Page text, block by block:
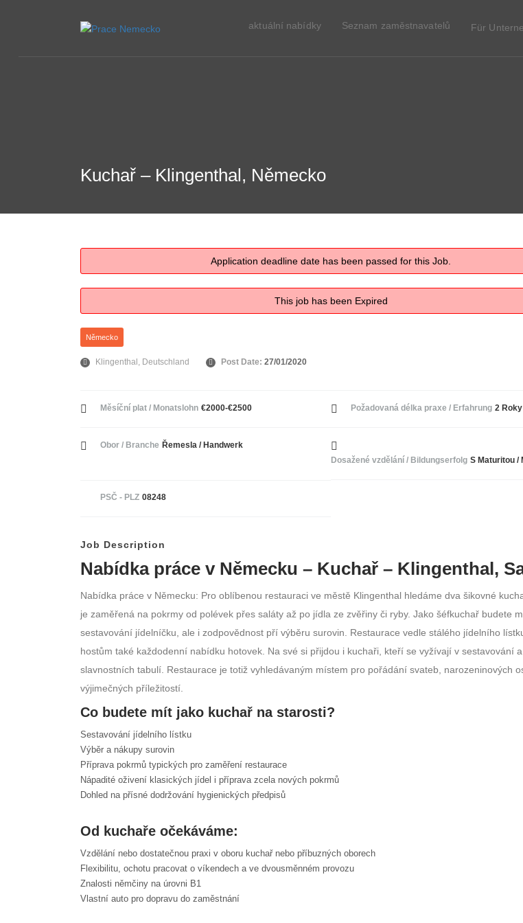
aktuální nabídky Seznam zaměstnavatelů Für
Kuchař – Klingenthal, Německo
Application deadline date has been passed for this Job.
This job has been Expired
Německo
Klingenthal, Deutschland Post Date: 27/01/2020
Měsíční plat / Monatslohn €2000-€2500 Požadovaná délka praxe / Erfahrung 2
Obor / Branche Řemesla / Handwerk
Dosažené vzdělání / Bildungserfolg S Maturitou /
PSČ - PLZ 08248
Job Description
Nabídka práce v Německu – Kuchař – Klingenthal,
Nabídka práce v Německu: Pro oblíbenou restauraci ve městě Klingenthal hledáme dva šikovné
je zaměřená na pokrmy od polévek přes saláty až po jídla ze zvěřiny či ryby. Jako šéfkuchař budete
sestavování jídelníčku, ale i zodpovědnost pří výběru surovin. Restaurace vedle stálého jídelního
hostům také každodenní nabídku hotovek. Na své si přijdou i kuchaři, kteří se vyžívají v sestavování
slavnostních tabulí. Restaurace je totiž vyhledávaným místem pro pořádání svateb, narozeninových
výjimečných příležitostí.
Co budete mít jako kuchař na starosti?
Sestavování jídelního lístku
Výběr a nákupy surovin
Příprava pokrmů typických pro zaměření restaurace
Nápadité oživení klasických jídel i příprava zcela nových pokrmů
Dohled na přísné dodržování hygienických předpisů
Od kuchaře očekáváme:
Vzdělání nebo dostatečnou praxi v oboru kuchař nebo příbuzných oborech
Flexibilitu, ochotu pracovat o víkendech a ve dvousměnném provozu
Znalosti němčiny na úrovni B1
Vlastní auto pro dopravu do zaměstnání